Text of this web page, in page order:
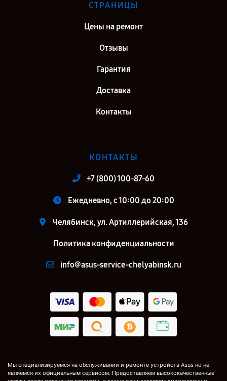
СТРАНИЦЫ
Цены на ремонт
Отзывы
Гарантия
Доставка
Контакты
КОНТАКТЫ
+7 (800) 100-87-60
Ежедневно, с 10:00 до 20:00
Челябинск, ул. Артиллерийская, 136
Политика конфиденциальности
info@asus-service-chelyabinsk.ru
Мы специализируемся на обслуживании и ремонте устройств Asus но не
являемся их официальным сервисом. Предоставляем высококачественные